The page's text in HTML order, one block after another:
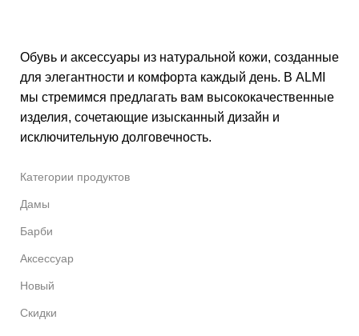
Обувь и аксессуары из натуральной кожи, созданные
для элегантности и комфорта каждый день. В ALMI
мы стремимся предлагать вам высококачественные
изделия, сочетающие изысканный дизайн и
исключительную долговечность.
Категории продуктов
Дамы
Барби
Аксессуар
Новый
Скидки